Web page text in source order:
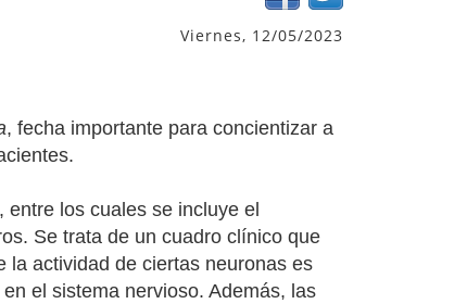
Viernes, 12/05/2023
, fecha importante para concientizar a
los cuales se incluye el
Se trata de un cuadro clínico que
la actividad de ciertas neuronas es
el sistema nervioso. Además, las